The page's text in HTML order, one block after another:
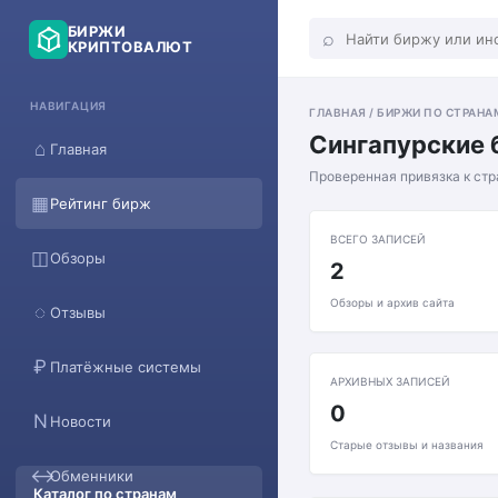
БИРЖИ
КРИПТОВАЛЮТ
НАВИГАЦИЯ
⌂ Главная
▦Рейтинг бирж
◫Обзоры
◌ Отзывы
₽ Платёжные системы
N Новости
↔Обменники
Каталог по странам
⌕
ГЛАВНАЯ / БИРЖИ ПО
Сингапурские
Проверенная привязка к
ВСЕГО ЗАПИСЕЙ
2
Обзоры и архив сайта
АРХИВНЫХ ЗАПИСЕЙ
0
Старые отзывы и названия